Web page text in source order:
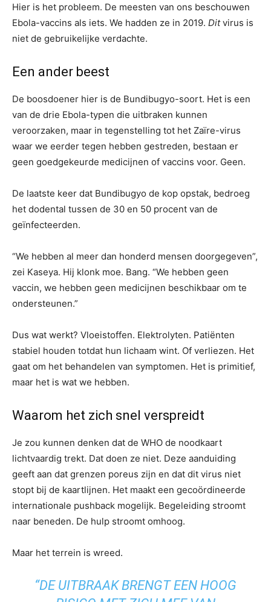
Hier is het probleem. De meesten van ons beschouwen
Ebola-vaccins als iets. We hadden ze in 2019. Ditvirus is
niet de gebruikelijke verdachte.
Een ander beest
De boosdoener hier is de Bundibugyo-soort. Het is een
van de drie Ebola-typen die uitbraken kunnen
veroorzaken, maar in tegenstelling tot het Zaïre-virus
waar we eerder tegen hebben gestreden, bestaan ​​er
geen goedgekeurde medicijnen of vaccins voor. Geen.
De laatste keer dat Bundibugyo de kop opstak, bedroeg
het dodental tussen de 30 en 50 procent van de
geïnfecteerden.
“We hebben al meer dan honderd mensen doorgegeven”,
zei Kaseya. Hij klonk moe. Bang. “We hebben geen
vaccin, we hebben geen medicijnen beschikbaar om te
ondersteunen.”
Dus wat werkt? Vloeistoffen. Elektrolyten. Patiënten
stabiel houden totdat hun lichaam wint. Of verliezen. Het
gaat om het behandelen van symptomen. Het is primitief,
maar het is wat we hebben.
Waarom het zich snel verspreidt
Je zou kunnen denken dat de WHO de noodkaart
lichtvaardig trekt. Dat doen ze niet. Deze aanduiding
geeft aan dat grenzen poreus zijn en dat dit virus niet
stopt bij de kaartlijnen. Het maakt een gecoördineerde
internationale pushback mogelijk. Begeleiding stroomt
naar beneden. De hulp stroomt omhoog.
Maar het terrein is wreed.
“DE UITBRAAK BRENGT EEN HOOG